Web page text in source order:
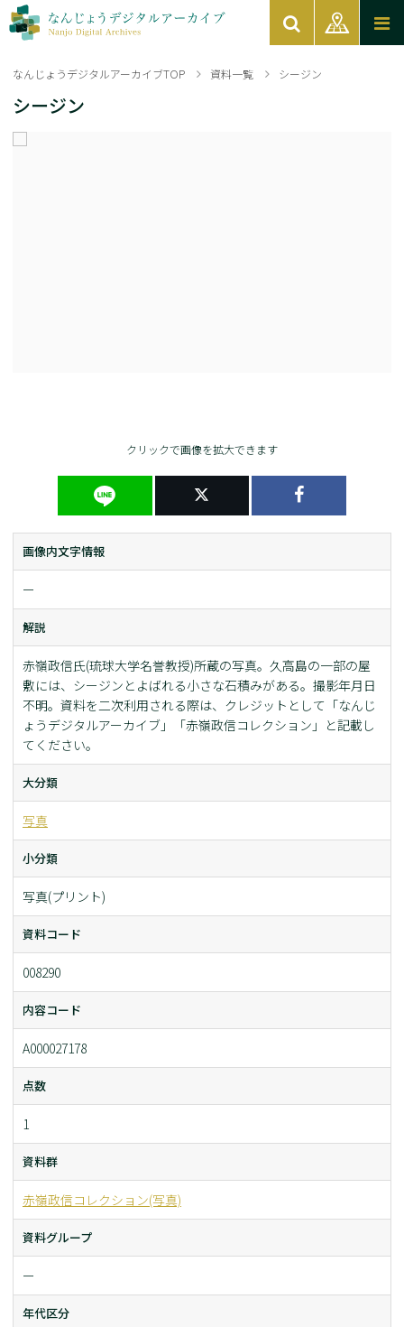
なんじょうデジタルアーカイブTOP 資料一覧 シージン
シージン
クリックで画像を拡大できます
画像内文字情報
ー
解説
赤嶺政信氏(琉球大学名誉教授)所蔵の写真。久高島の一部の屋
敷には、シージンとよばれる小さな石積みがある。撮影年月日
不明。資料を二次利用される際は、クレジットとして「なんじ
ょうデジタルアーカイブ」「赤嶺政信コレクション」と記載し
てください。
大分類
写真
小分類
写真(プリント)
資料コード
008290
内容コード
A000027178
点数
1
資料群
赤嶺政信コレクション(写真)
資料グループ
ー
年代区分